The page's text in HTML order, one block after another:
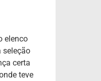
elenco
seleção
certa
teve